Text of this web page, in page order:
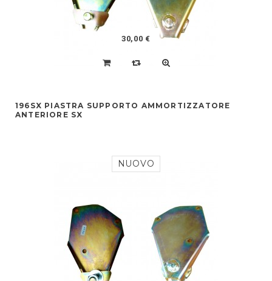
30,00 €
196SX PIASTRA SUPPORTO AMMORTIZZATORE
ANTERIORE SX
NUOVO